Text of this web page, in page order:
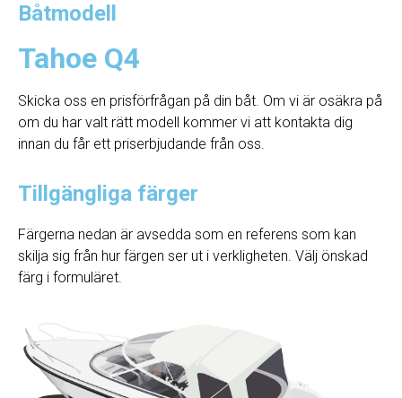
Båtmodell
Tahoe Q4
Skicka oss en prisförfrågan på din båt. Om vi ​​är osäkra på
om du har valt rätt modell kommer vi att kontakta dig
innan du får ett priserbjudande från oss.
Tillgängliga färger
Färgerna nedan är avsedda som en referens som kan
skilja sig från hur färgen ser ut i verkligheten. Välj önskad
färg i formuläret.